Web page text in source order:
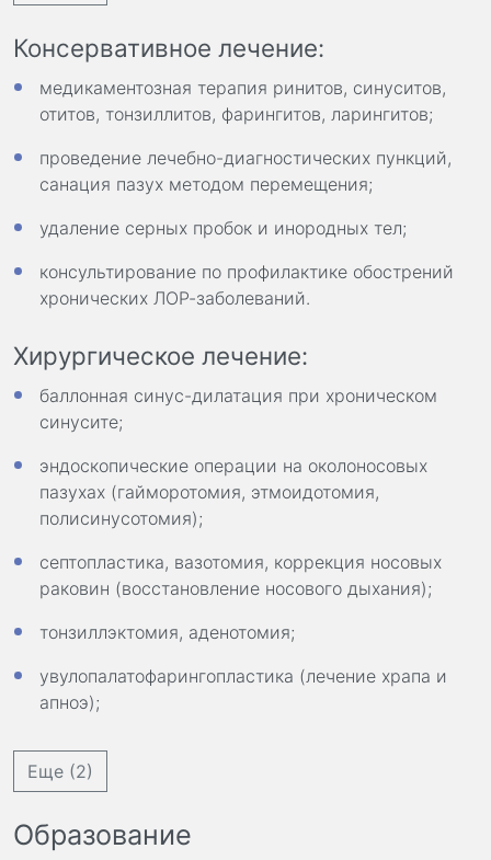
Консервативное лечение:
медикаментозная терапия ринитов, синуситов,
отитов, тонзиллитов, фарингитов, ларингитов;
проведение лечебно-диагностических пункций,
санация пазух методом перемещения;
удаление серных пробок и инородных тел;
консультирование по профилактике обострений
хронических ЛОР-заболеваний.
Хирургическое лечение:
баллонная синус-дилатация при хроническом
синусите;
эндоскопические операции на околоносовых
пазухах (гайморотомия, этмоидотомия,
полисинусотомия);
септопластика, вазотомия, коррекция носовых
раковин (восстановление носового дыхания);
тонзиллэктомия, аденотомия;
увулопалатофарингопластика (лечение храпа и
апноэ);
Еще (2)
Образование